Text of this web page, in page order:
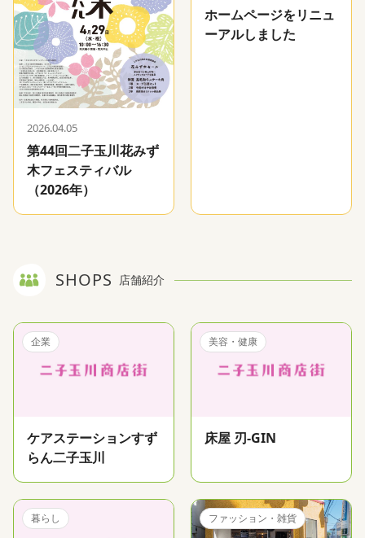
2026.04.05
第44回二子玉川花みず
木フェスティバル
（2026年）
ホームページをリニュ
ーアルしました
SHOPS 店舗紹介
企業
ケアステーションすず
らん二子玉川
美容・健康
床屋 刃-GIN
暮らし ファッション・雑貨